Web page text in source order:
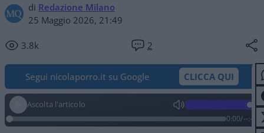
di Redazione Milano
25 Maggio 2026, 21:49
3.8k 2
Segui nicolaporro.it su Google CLICCA QUI
Ascolta l'articolo
0:00/--:--